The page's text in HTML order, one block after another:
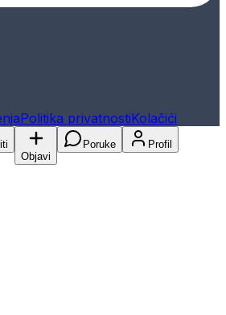
Politika privatnostiKolačići
Objavi
Poruke Profil